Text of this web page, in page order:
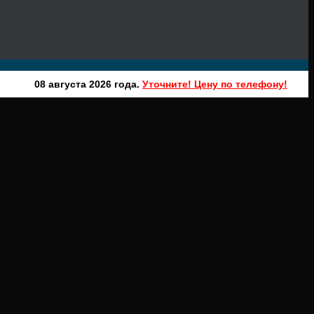
08 августа 2026 года. Уточните! Цену по телефону!